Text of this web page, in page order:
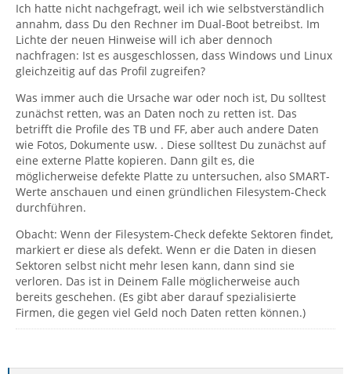
Ich hatte nicht nachgefragt, weil ich wie selbstverständlich
annahm, dass Du den Rechner im Dual-Boot betreibst. Im
Lichte der neuen Hinweise will ich aber dennoch
nachfragen: Ist es ausgeschlossen, dass Windows und Linux
gleichzeitig auf das Profil zugreifen?
Was immer auch die Ursache war oder noch ist, Du solltest
zunächst retten, was an Daten noch zu retten ist. Das
betrifft die Profile des TB und FF, aber auch andere Daten
wie Fotos, Dokumente usw. . Diese solltest Du zunächst auf
eine externe Platte kopieren. Dann gilt es, die
möglicherweise defekte Platte zu untersuchen, also SMART-
Werte anschauen und einen gründlichen Filesystem-Check
durchführen.
Obacht: Wenn der Filesystem-Check defekte Sektoren findet,
markiert er diese als defekt. Wenn er die Daten in diesen
Sektoren selbst nicht mehr lesen kann, dann sind sie
verloren. Das ist in Deinem Falle möglicherweise auch
bereits geschehen. (Es gibt aber darauf spezialisierte
Firmen, die gegen viel Geld noch Daten retten können.)